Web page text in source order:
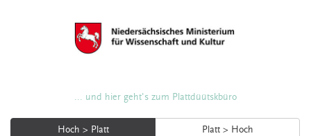
... und hier geht's zum Plattdüütskbüro
Hoch > Platt Platt > Hoch